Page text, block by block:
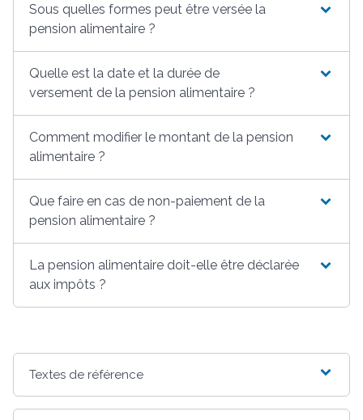
Sous quelles formes peut être versée la
pension alimentaire ?
Quelle est la date et la durée de
versement de la pension alimentaire ?
Comment modifier le montant de la pension
alimentaire ?
Que faire en cas de non-paiement de la
pension alimentaire ?
La pension alimentaire doit-elle être déclarée
aux impôts ?
Textes de référence